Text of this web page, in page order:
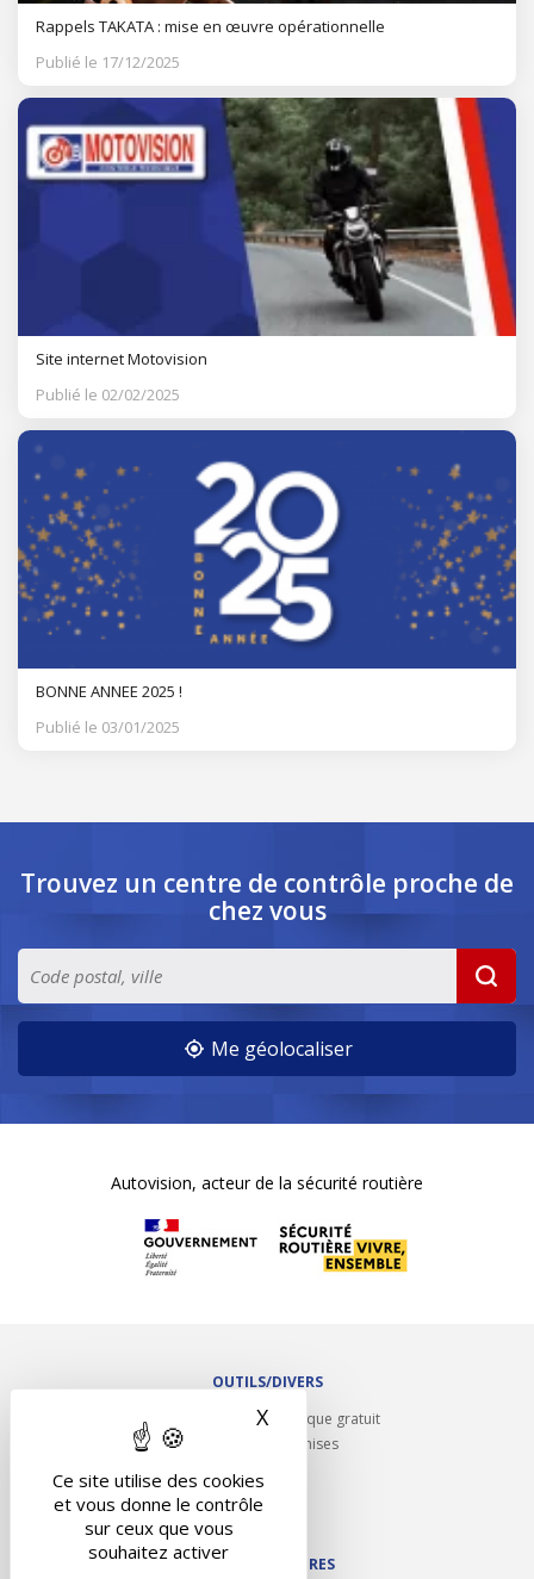
Ce site utilise des cookies
et vous donne le contrôle
sur ceux que vous
souhaitez activer
X Masquer le bandeau des
Rappels TAKATA : mise en œuvre opérationnelle
Publié le 17/12/2025
Site internet Motovision
Publié le 02/02/2025
BONNE ANNEE 2025 !
Publié le 03/01/2025
Trouvez un centre de contrôle proche de
chez vous
Me géolocaliser
Autovision, acteur de la sécurité routière
OUTILS/DIVERS
Rappel contrôle technique gratuit
Partenariats/Remises
Contact
NOS PARTENAIRES